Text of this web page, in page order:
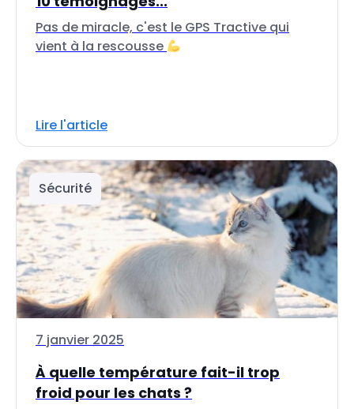
Pas de miracle, c'est le GPS Tractive qui
vient à la rescousse
Lire l'article
Sécurité
7 janvier 2025
À quelle température fait-il trop
froid pour les chats ?